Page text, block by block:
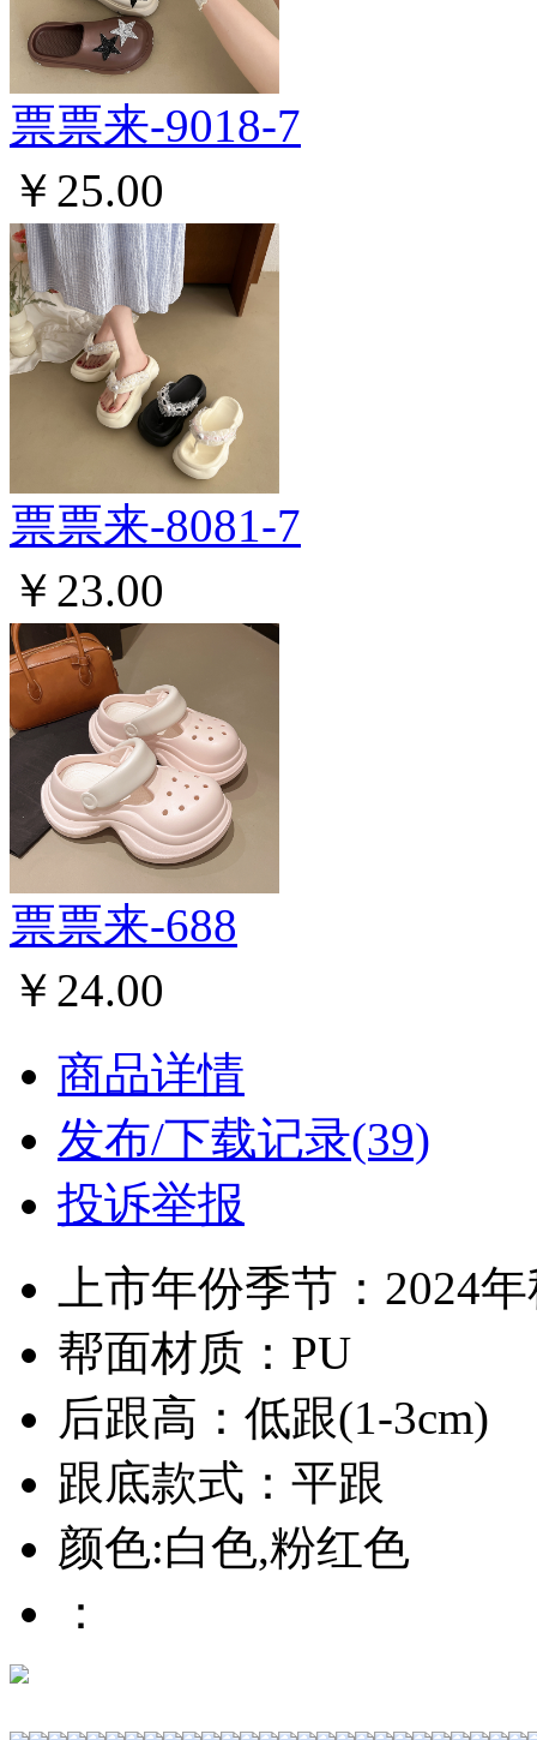
票票来-9018-7
￥25.00
票票来-8081-7
￥23.00
票票来-688
￥24.00
商品详情
发布/下载记录(39)
投诉举报
上市年份季节：2024
帮面材质：PU
后跟高：低跟(1-3cm)
跟底款式：平跟
颜色:白色,粉红色
：